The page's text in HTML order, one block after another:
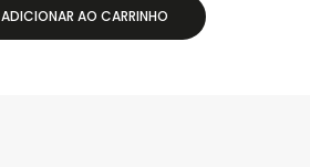
ADICIONAR AO CARRINHO